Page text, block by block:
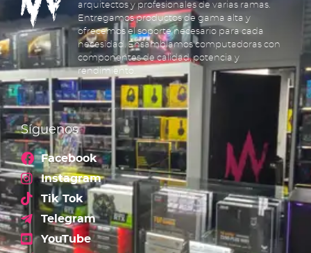
arquitectos y profesionales de varias ramas.
Entregamos productos de gama alta y
ofrecemos el soporte necesario para cada
necesidad. Ensamblamos computadoras con
componentes de calidad, potencia y
rendimiento.
Síguenos
Facebook
Instagram
Tik Tok
Telegram
YouTube